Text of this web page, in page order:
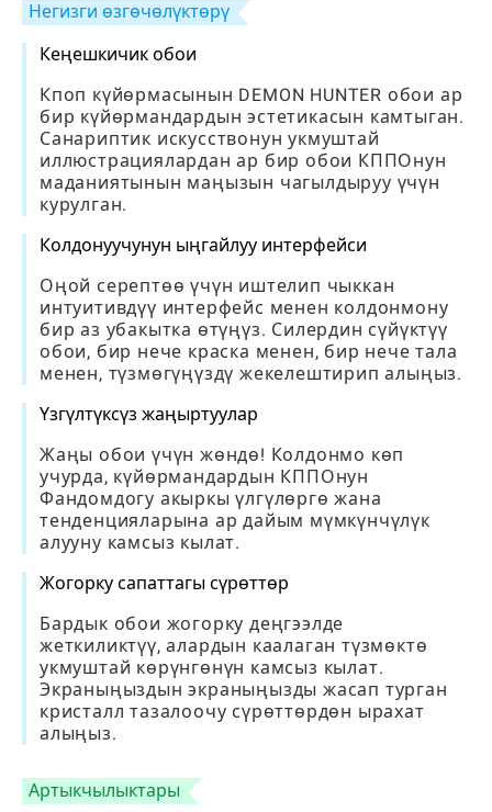
Негизги өзгөчөлүктөрү
Кеңешкичик обои
Кпоп күйөрмасынын DEMON HUNTER обои ар
бир күйөрмандардын эстетикасын камтыган.
Санариптик искусствонун укмуштай
иллюстрациялардан ар бир обои КППОнун
маданиятынын маңызын чагылдыруу үчүн
курулган.
Колдонуучунун ыңгайлуу интерфейси
Оңой серептөө үчүн иштелип чыккан
интуитивдүү интерфейс менен колдонмону
бир аз убакытка өтүңүз. Силердин сүйүктүү
обои, бир нече краска менен, бир нече тала
менен, түзмөгүңүздү жекелештирип алыңыз.
Үзгүлтүксүз жаңыртуулар
Жаңы обои үчүн жөндө! Колдонмо көп
учурда, күйөрмандардын КППОнун
Фандомдогу акыркы үлгүлөргө жана
тенденцияларына ар дайым мүмкүнчүлүк
алууну камсыз кылат.
Жогорку сапаттагы сүрөттөр
Бардык обои жогорку деңгээлде
жеткиликтүү, алардын каалаган түзмөктө
укмуштай көрүнгөнүн камсыз кылат.
Экраныңыздын экраныңызды жасап турган
кристалл тазалоочу сүрөттөрдөн ырахат
алыңыз.
Артыкчылыктары